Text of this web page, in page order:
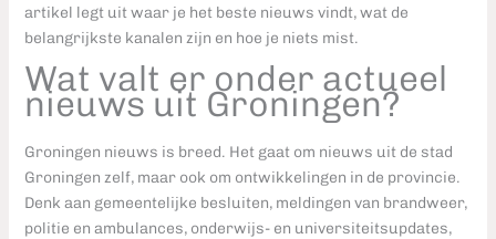
artikel legt uit waar je het beste nieuws vindt, wat de
belangrijkste kanalen zijn en hoe je niets mist.
Wat valt er onder actueel
nieuws uit Groningen?
Groningen nieuws is breed. Het gaat om nieuws uit de stad
Groningen zelf, maar ook om ontwikkelingen in de provincie.
Denk aan gemeentelijke besluiten, meldingen van brandweer,
politie en ambulances, onderwijs- en universiteitsupdates,